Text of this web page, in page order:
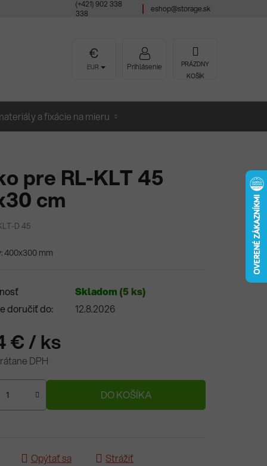
(+421) 902 338
338
eshop@storage.sk
EUR Prihlásenie NÁKUPNÝ
KOŠÍK
PRÁZDNY
KOŠÍK
a fixácie na mieru
pre RL-KLT 45
cm
D 45
400x300 mm
Skladom (5 ks)
doručiť do:
12.8.2026
€/ ks
DPH
cena:
DO KOŠÍKA
Opýtať sa
Strážiť